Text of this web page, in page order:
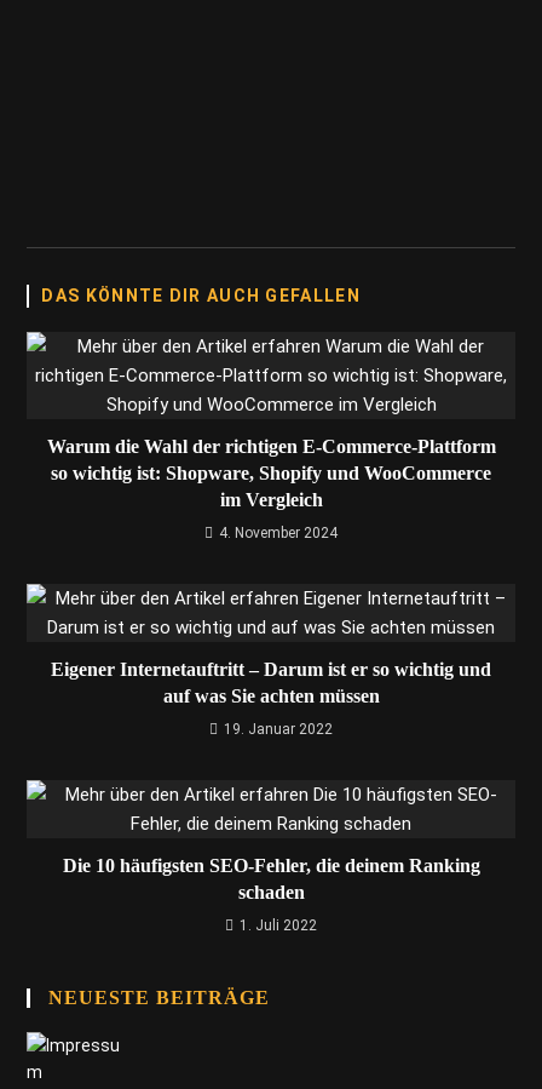
DAS KÖNNTE DIR AUCH GEFALLEN
Warum die Wahl der richtigen E-Commerce-Plattform
so wichtig ist: Shopware, Shopify und WooCommerce
im Vergleich
4. November 2024
Eigener Internetauftritt – Darum ist er so wichtig und
auf was Sie achten müssen
19. Januar 2022
Die 10 häufigsten SEO-Fehler, die deinem Ranking
schaden
1. Juli 2022
NEUESTE BEITRÄGE